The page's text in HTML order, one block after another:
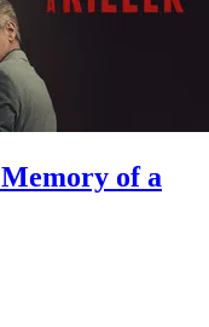
of a